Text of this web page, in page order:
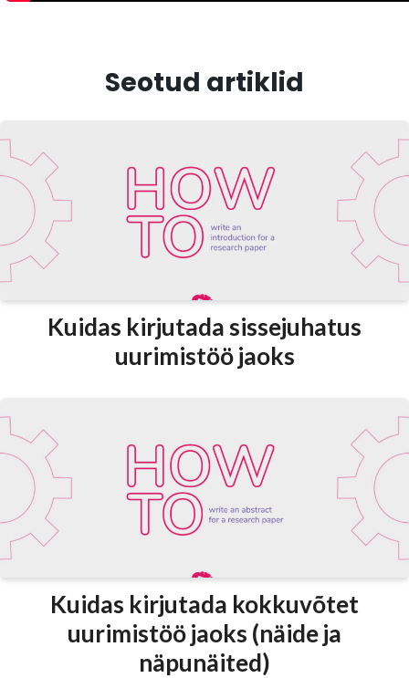
Seotud artiklid
Kuidas kirjutada sissejuhatus
uurimistöö jaoks
Kuidas kirjutada kokkuvõtet
uurimistöö jaoks (näide ja
näpunäited)